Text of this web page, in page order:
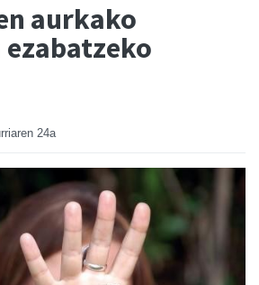
aurkako
24a